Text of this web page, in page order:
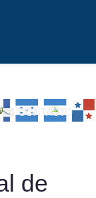
CONTACTO
de